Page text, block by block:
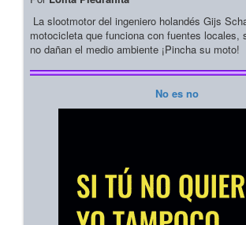
La slootmotor del ingeniero holandés Gijs
motocicleta que funciona con fuentes locales,
no dañan el medio ambiente ¡Pincha su moto!
No es no